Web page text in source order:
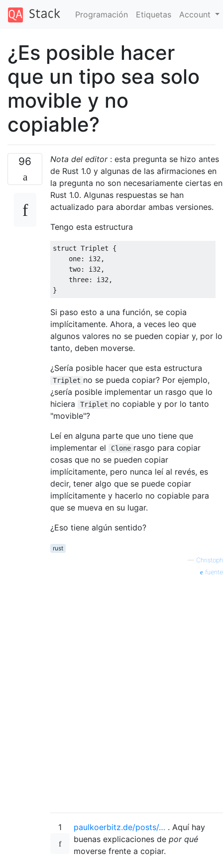
Programación Etiquetas Account
¿Es posible hacer
que un tipo sea solo
movible y no
copiable?
96 Nota del editor: esta pregunta se hizo antes
de Rust 1.0 y algunas de las afirmaciones en
la pregunta no son necesariamente ciertas en
Rust 1.0. Algunas respuestas se han
actualizado para abordar ambas versiones.
Tengo esta estructura
struct Triplet {
    one
: i32 ,
    two
: i32 ,
    three
: i32 ,
}
Si paso esto a una función, se copia
implícitamente. Ahora, a veces leo que
algunos valores no se pueden copiar y, por lo
tanto, deben moverse.
¿Sería posible hacer que esta estructura
Triplet no se pueda copiar? Por ejemplo,
¿sería posible implementar un rasgo que lo
hiciera
Triplet no copiable y por lo tanto
"movible"?
Leí en alguna parte que uno tiene que
implementar el
Clone rasgo para copiar
cosas que no se pueden copiar
implícitamente, pero nunca leí al revés, es
decir, tener algo que se puede copiar
implícitamente y hacerlo no copiable para
que se mueva en su lugar.
¿Eso tiene algún sentido?
rust
— Christoph
fuente
1 paulkoerbitz.de/posts/… . Aquí hay
buenas explicaciones de por qué
moverse frente a copiar.